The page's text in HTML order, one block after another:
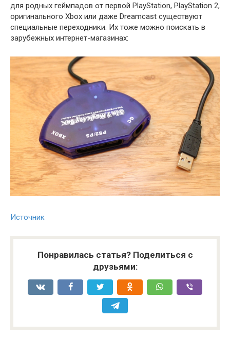
для родных геймпадов от первой PlayStation, PlayStation 2,
оригинального Xbox или даже Dreamcast существуют
специальные переходники. Их тоже можно поискать в
зарубежных интернет-магазинах:
Источник
Понравилась статья? Поделиться с
друзьями: